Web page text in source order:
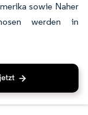
sowie Naher
werden in